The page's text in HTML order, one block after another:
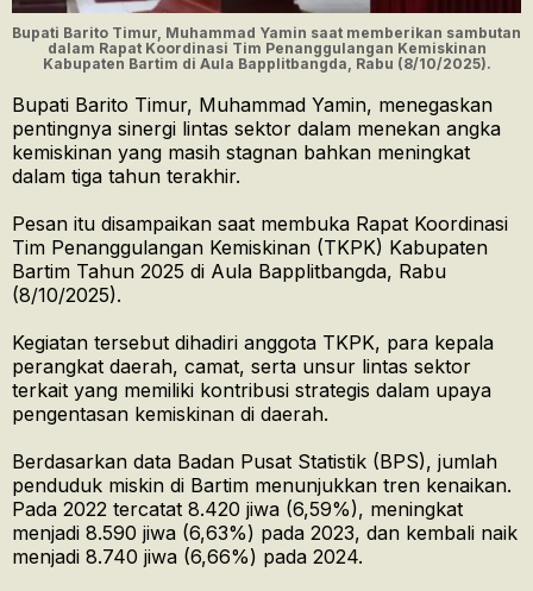
Bupati Barito Timur, Muhammad Yamin saat memberikan sambutan
dalam Rapat Koordinasi Tim Penanggulangan Kemiskinan
Kabupaten Bartim di Aula Bapplitbangda, Rabu (8/10/2025).
Bupati Barito Timur, Muhammad Yamin, menegaskan
pentingnya sinergi lintas sektor dalam menekan angka
kemiskinan yang masih stagnan bahkan meningkat
dalam tiga tahun terakhir.
Pesan itu disampaikan saat membuka Rapat Koordinasi
Tim Penanggulangan Kemiskinan (TKPK) Kabupaten
Bartim Tahun 2025 di Aula Bapplitbangda, Rabu
(8/10/2025).
Kegiatan tersebut dihadiri anggota TKPK, para kepala
perangkat daerah, camat, serta unsur lintas sektor
terkait yang memiliki kontribusi strategis dalam upaya
pengentasan kemiskinan di daerah.
Berdasarkan data Badan Pusat Statistik (BPS), jumlah
penduduk miskin di Bartim menunjukkan tren kenaikan.
Pada 2022 tercatat 8.420 jiwa (6,59%), meningkat
menjadi 8.590 jiwa (6,63%) pada 2023, dan kembali naik
menjadi 8.740 jiwa (6,66%) pada 2024.